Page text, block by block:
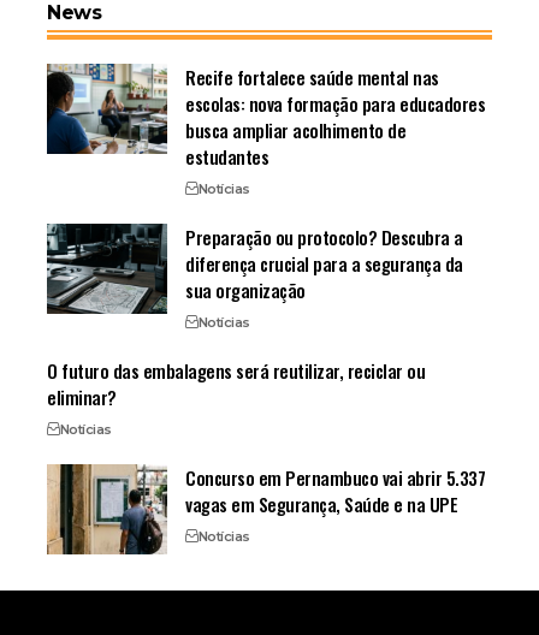
News
Recife fortalece saúde mental nas
escolas: nova formação para educadores
busca ampliar acolhimento de
estudantes
Notícias
Preparação ou protocolo? Descubra a
diferença crucial para a segurança da
sua organização
Notícias
O futuro das embalagens será reutilizar, reciclar ou
eliminar?
Notícias
Concurso em Pernambuco vai abrir 5.337
vagas em Segurança, Saúde e na UPE
Notícias